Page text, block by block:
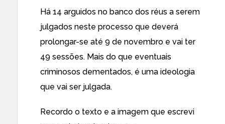
Há 14 arguidos no banco dos réus a serem
julgados neste processo que deverá
prolongar-se até 9 de novembro e vai ter
49 sessões. Mais do que eventuais
criminosos dementados, é uma ideologia
que vai ser julgada.
Recordo o texto e a imagem que escrevi